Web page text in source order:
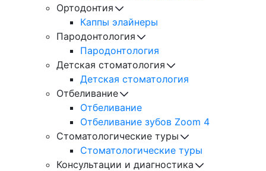
Ортодонтия
Каппы элайнеры
Пародонтология
Пародонтология
Детская стоматология
Детская стоматология
Отбеливание
Отбеливание
Отбеливание зубов Zoom 4
Стоматологические туры
Cтоматологические туры
Консультации и диагностика